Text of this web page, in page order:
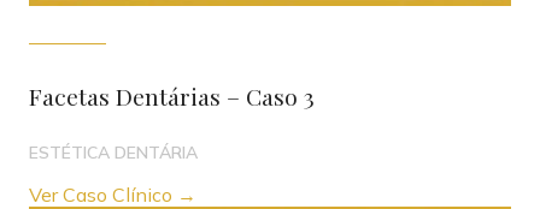
Facetas Dentárias – Caso 3
ESTÉTICA DENTÁRIA
Ver Caso Clínico →